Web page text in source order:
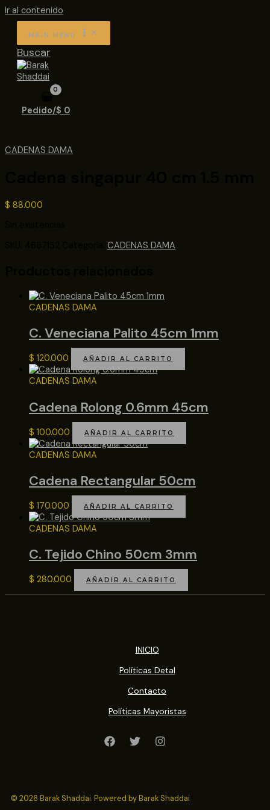
Ir al contenido
MAIN MENU
Buscar
Pedido/$ 0
CADENAS DAMA
$ 88.000
CADENAS DAMA
CADENAS DAMA
C. Veneciana Palito 45cm 1mm
$ 120.000 AÑADIR AL CARRITO
CADENAS DAMA
Cadena Rolong 0.6mm 45cm
$ 100.000 AÑADIR AL CARRITO
CADENAS DAMA
Cadena Rectangular 50cm
$ 170.000 AÑADIR AL CARRITO
CADENAS DAMA
C. Tejido Chino 50cm 3mm
$ 280.000 AÑADIR AL CARRITO
INICIO
Políticas Detal
Contacto
Políticas Mayoristas
© 2026 Barak Shaddai. Powered by Barak Shaddai